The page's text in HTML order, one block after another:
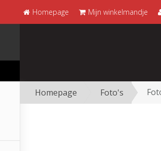
Homepage Mijn winkelmandje
Homepage Foto's